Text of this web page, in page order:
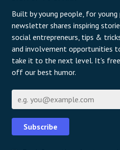
Built by young people, for
newsletter shares inspiring
social entrepreneurs, tips &
and involvement opportunities
take it to the next level. It's
off our best humor.
Subscribe